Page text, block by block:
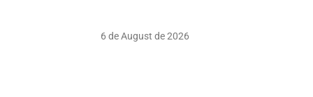
6 de August de 2026